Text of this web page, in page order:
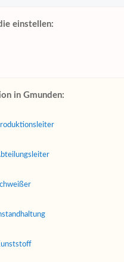
einstellen:
in Gmunden: